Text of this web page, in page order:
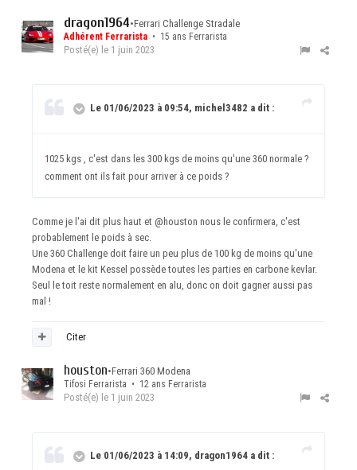
dragon1964•Ferrari Challenge Stradale
Adhérent Ferrarista • 15 ans Ferrarista
Posté(e) le 1 juin 2023
Le 01/06/2023 à 09:54, michel3482 a dit :
1025 kgs , c'est dans les 300 kgs de moins qu'une 360 normale ?
comment ont ils fait pour arriver à ce poids ?
Comme je l'ai dit plus haut et @houston nous le confirmera, c'est
probablement le poids à sec.
Une 360 Challenge doit faire un peu plus de 100 kg de moins qu'une
Modena et le kit Kessel possède toutes les parties en carbone kevlar.
Seul le toit reste normalement en alu, donc on doit gagner aussi pas
mal !
Citer
houston•Ferrari 360 Modena
Tifosi Ferrarista • 12 ans Ferrarista
Posté(e) le 1 juin 2023
Le 01/06/2023 à 14:09, dragon1964 a dit :